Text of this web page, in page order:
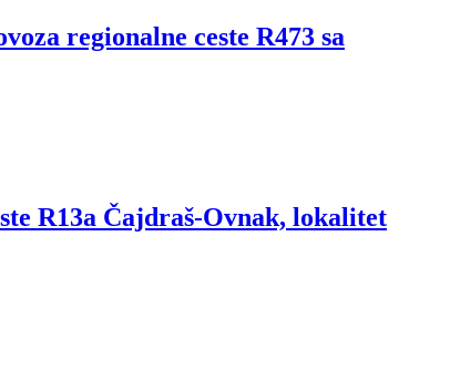
regionalne ceste R473 sa
R13a Čajdraš-Ovnak, lokalitet